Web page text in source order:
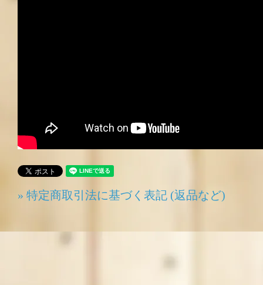
» 特定商取引法に基づく表記 (返品など)